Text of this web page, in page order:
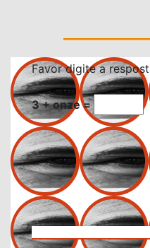
Favor digite a
3 + onze =